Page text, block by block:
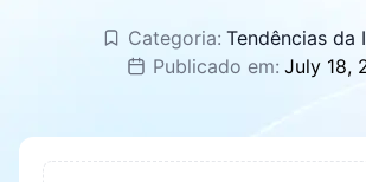
Categoria: Tendências da
Publicado em: July 18,